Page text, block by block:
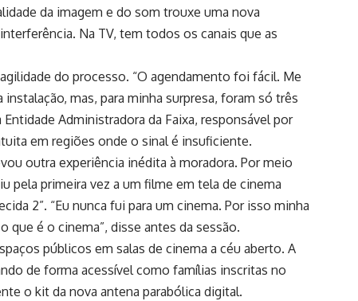
da imagem e do som trouxe uma nova
Na TV, tem todos os canais que as
do processo. “O agendamento foi fácil. Me
mas, para minha surpresa, foram só três
Administradora da Faixa, responsável por
em regiões onde o sinal é insuficiente.
outra experiência inédita à moradora. Por meio
pela primeira vez a um filme em tela de cinema
2”. “Eu nunca fui para um cinema. Por isso minha
que é o cinema”, disse antes da sessão.
públicos em salas de cinema a céu aberto. A
de forma acessível como famílias inscritas no
o kit da nova antena parabólica digital.